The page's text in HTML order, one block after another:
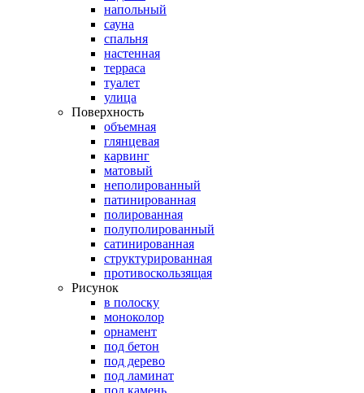
напольный
сауна
спальня
настенная
терраса
туалет
улица
Поверхность
объемная
глянцевая
карвинг
матовый
неполированный
патинированная
полированная
полуполированный
сатинированная
структурированная
противоскользящая
Рисунок
в полоску
моноколор
орнамент
под бетон
под дерево
под ламинат
под камень